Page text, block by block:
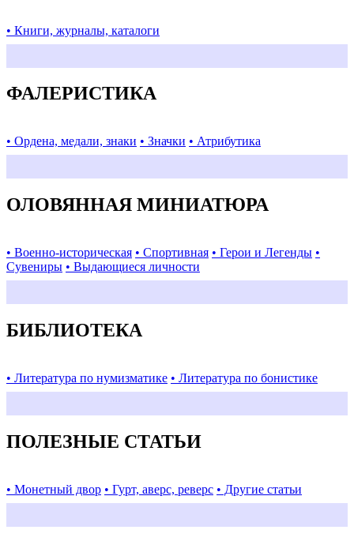
• Книги, журналы, каталоги
ФАЛЕРИСТИКА
• Ордена, медали, знаки • Значки • Атрибутика
ОЛОВЯННАЯ МИНИАТЮРА
• Военно-историческая • Спортивная • Герои и Легенды •
Сувениры • Выдающиеся личности
БИБЛИОТЕКА
• Литература по нумизматике • Литература по бонистике
ПОЛЕЗНЫЕ СТАТЬИ
• Монетный двор • Гурт, аверс, реверс • Другие статьи